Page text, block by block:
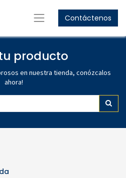
Contáctenos
producto
en nuestra tienda, conózcalos
ahora!